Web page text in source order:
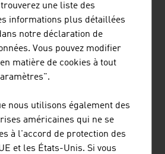
Salzbourg.
STEINBRÜCHE
M.B.H.
une liste des
informations plus détaillées
notre déclaration de
Vous pouvez modifier
matière de cookies à tout
nous utilisons également des
américaines qui ne se
à l'accord de protection des
et les États-Unis. Si vous